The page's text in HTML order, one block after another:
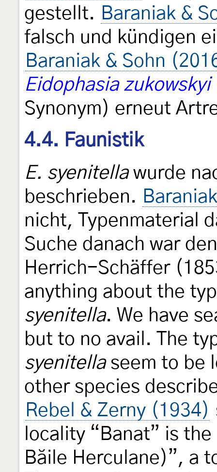
gestellt. Baraniak &
falsch und kündigen
Baraniak & Sohn
Eidophasia zukowskyi
Synonym) erneut
4.4. Faunistik
E. syenitellawurde
beschrieben.
nicht, Typenmaterial
Suche danach war
Herrich-Schäffer
anything about the
syenitella. We have
but to no avail. The
syenitellaseem to be
other species
Rebel & Zerny (1934)
locality “Banat” is
Băile Herculane)”, a